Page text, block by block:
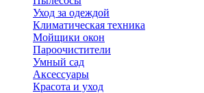
Уход за одеждой
Климатическая техника
Мойщики окон
Пароочистители
Умный сад
Аксессуары
Красота и уход